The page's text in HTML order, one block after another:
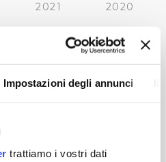
Impostazioni degli annunci
trattiamo i vostri dati
2021 2020
2016
2013 2012